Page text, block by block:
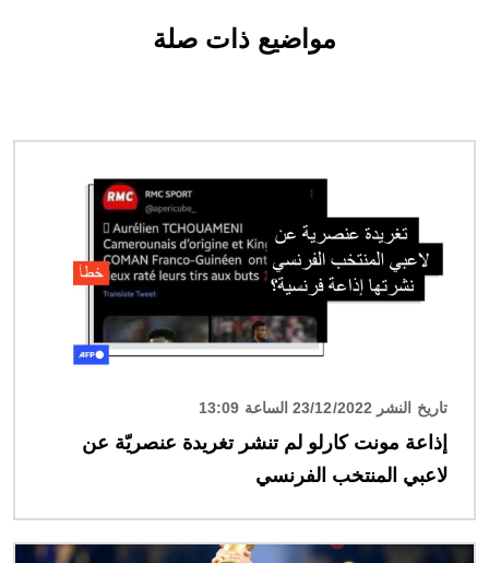
مواضيع ذات صلة
تاريخ النشر 23/12/2022 الساعة 13:09
إذاعة مونت كارلو لم تنشر تغريدة عنصريّة عن
لاعبي المنتخب الفرنسي